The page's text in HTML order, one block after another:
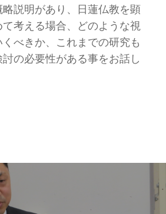
説明があり、日蓮仏教を顕
考える場合、どのような視
べきか、これまでの研究も
の必要性がある事をお話し